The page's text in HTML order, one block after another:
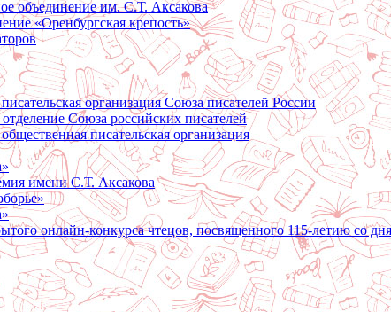
объединение им. С.Т. Аксакова
«Оренбургская крепость»
организация Союза писателей России
Союза российских писателей
писательская организация
имени С.Т. Аксакова
онлайн-конкурса чтецов, посвященного 115-летию со